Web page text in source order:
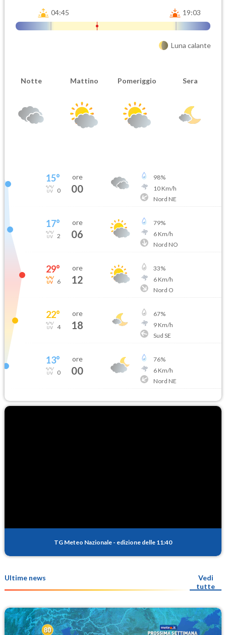
04:45 19:03
Luna calante
Notte Mattino Pomeriggio Sera
15°
0
ore
00
98%
10Km/h
Nord NE
17°
2
ore
06
79%
6Km/h
Nord NO
29°
6
ore
12
33%
6Km/h
Nord O
22°
4
ore
18
67%
9Km/h
Sud SE
13°
0
ore
00
76%
6Km/h
Nord NE
TG Meteo Nazionale - edizione delle 11:40
Ultime news
Vedi
tutte